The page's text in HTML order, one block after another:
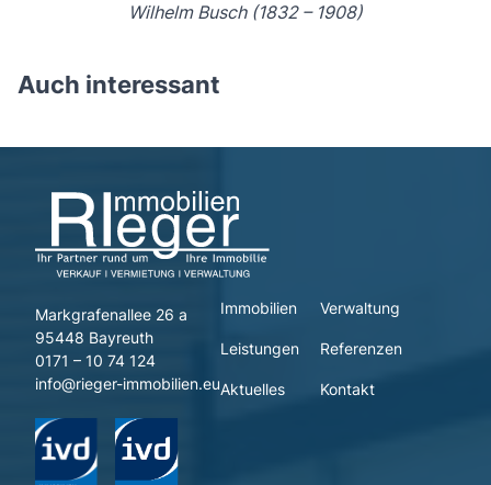
Wilhelm Busch (1832 – 1908)
Auch interessant
Markgrafenallee 26 a
95448 Bayreuth
0171 – 10 74 124
info@rieger-immobilien.eu
Immobilien Verwaltung
Leistungen Referenzen
Aktuelles Kontakt